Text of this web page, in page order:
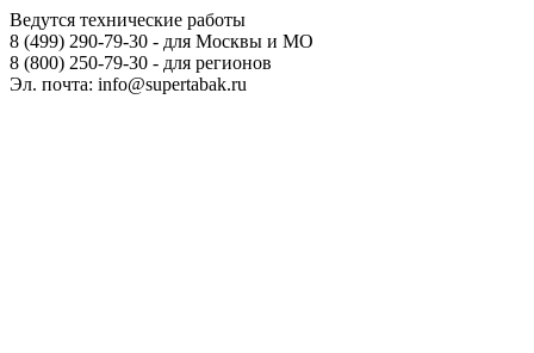
Ведутся технические работы
8 (499) 290-79-30 - для Москвы и МО
8 (800) 250-79-30 - для регионов
Эл. почта: info@supertabak.ru